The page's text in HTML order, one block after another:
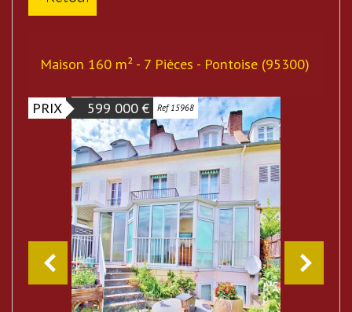
Maison 160 m² - 7 Pièces - Pontoise (95300)
PRIX 599 000 € Ref 15968